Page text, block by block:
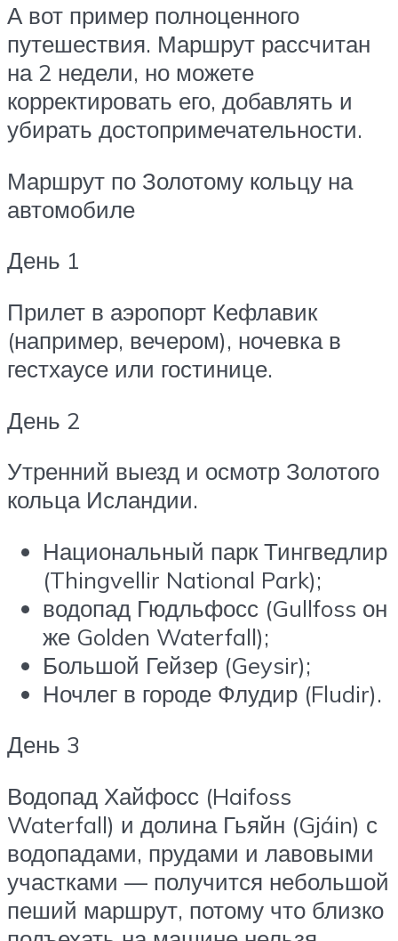
А вот пример полноценного
путешествия. Маршрут рассчитан
на 2 недели, но можете
корректировать его, добавлять и
убирать достопримечательности.
Маршрут по Золотому кольцу на
автомобиле
День 1
Прилет в аэропорт Кефлавик
(например, вечером), ночевка в
гестхаусе или гостинице.
День 2
Утренний выезд и осмотр Золотого
кольца Исландии.
Национальный парк Тингведлир
(Thingvellir National Park);
водопад Гюдльфосс (Gullfoss он
же Golden Waterfall);
Большой Гейзер (Geysir);
Ночлег в городе Флудир (Fludir).
День 3
Водопад Хайфосс (Haifoss
Waterfall) и долина Гьяйн (Gjáin) с
водопадами, прудами и лавовыми
участками — получится небольшой
пеший маршрут, потому что близко